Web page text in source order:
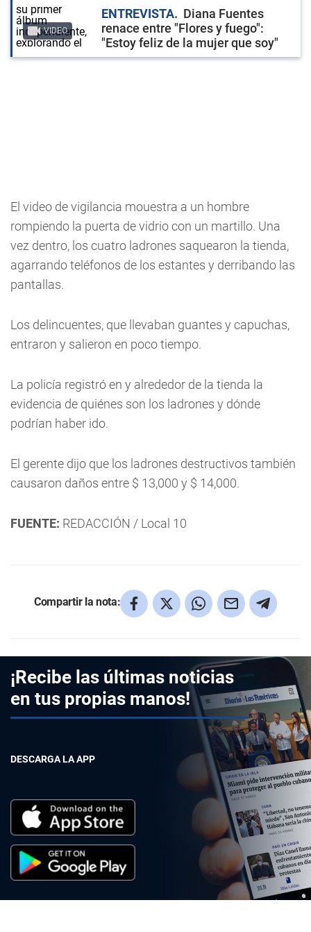
VIDEO
ENTREVISTA
Diana Fuentes
renace entre "Flores y fuego":
"Estoy feliz de la mujer que soy"
El video de vigilancia mouestra a un hombre
rompiendo la puerta de vidrio con un martillo. Una
vez dentro, los cuatro ladrones saquearon la tienda,
agarrando teléfonos de los estantes y derribando las
pantallas.
Los delincuentes, que llevaban guantes y capuchas,
entraron y salieron en poco tiempo.
La policía registró en y alrededor de la tienda la
evidencia de quiénes son los ladrones y dónde
podrían haber ido.
El gerente dijo que los ladrones destructivos también
causaron daños entre $ 13,000 y $ 14,000.
FUENTE: REDACCIÓN / Local 10
Compartir la nota:
¡Recibe las últimas noticias
en tus propias manos!
DESCARGA LA APP